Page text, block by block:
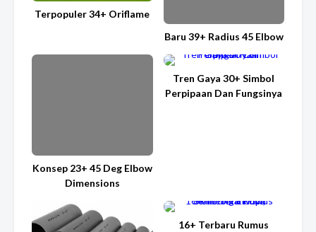
Terpopuler 34+ Oriflame
Baru 39+ Radius 45 Elbow
Konsep 23+ 45 Deg Elbow
Dimensions
Tren Gaya 30+ Simbol
Perpipaan Dan Fungsinya
16+ Terbaru Rumus